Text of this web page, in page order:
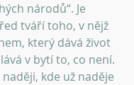
národů“. Je
tváří toho, v nějž
který dává život
v bytí to, co není.
kde už naděje